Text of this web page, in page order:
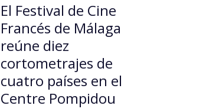
El Festival de Cine
Francés de Málaga
reúne diez
cortometrajes de
cuatro países en el
Centre Pompidou